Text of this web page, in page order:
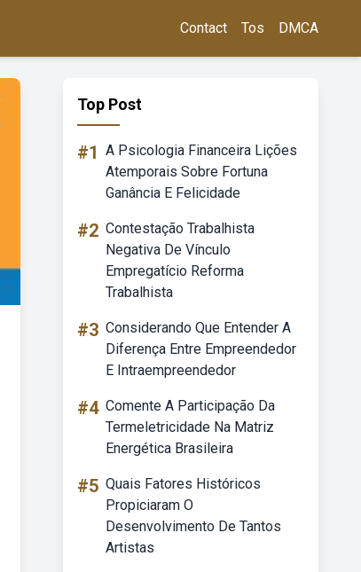
Contact Tos DMCA
Top Post
#1 A Psicologia Financeira Lições
Atemporais Sobre Fortuna
Ganância E Felicidade
#2 Contestação Trabalhista
Negativa De Vínculo
Empregatício Reforma
Trabalhista
#3 Considerando Que Entender A
Diferença Entre Empreendedor
E Intraempreendedor
#4 Comente A Participação Da
Termeletricidade Na Matriz
Energética Brasileira
#5 Quais Fatores Históricos
Propiciaram O
Desenvolvimento De Tantos
Artistas